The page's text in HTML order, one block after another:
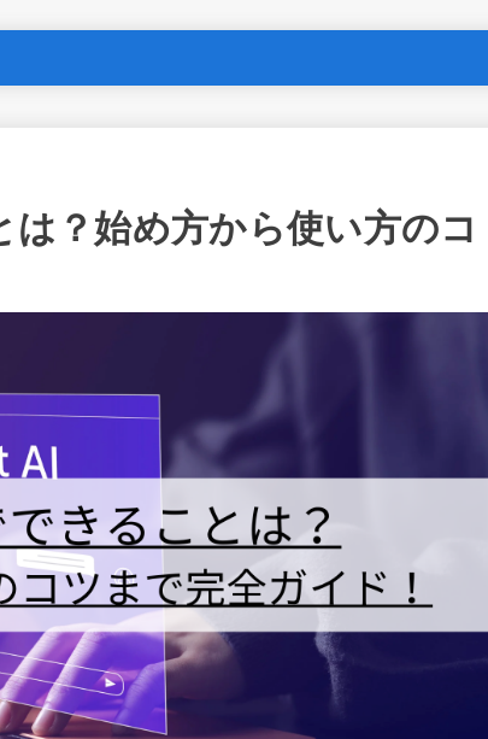
？始め方から使い方のコ